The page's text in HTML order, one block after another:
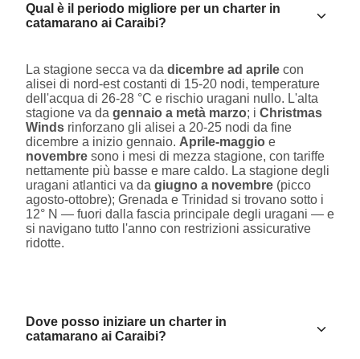
Qual è il periodo migliore per un charter in
catamarano ai Caraibi?
La stagione secca va da dicembre ad aprile con
alisei di nord-est costanti di 15-20 nodi, temperature
dell'acqua di 26-28 °C e rischio uragani nullo. L'alta
stagione va da gennaio a metà marzo; i Christmas
Winds rinforzano gli alisei a 20-25 nodi da fine
dicembre a inizio gennaio. Aprile-maggio e
novembre sono i mesi di mezza stagione, con tariffe
nettamente più basse e mare caldo. La stagione degli
uragani atlantici va da giugno a novembre (picco
agosto-ottobre); Grenada e Trinidad si trovano sotto i
12° N — fuori dalla fascia principale degli uragani — e
si navigano tutto l'anno con restrizioni assicurative
ridotte.
Dove posso iniziare un charter in
catamarano ai Caraibi?